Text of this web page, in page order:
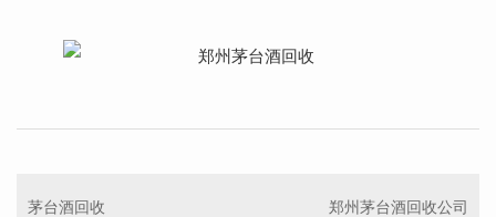
茅台酒回收 郑州茅台酒回收公司